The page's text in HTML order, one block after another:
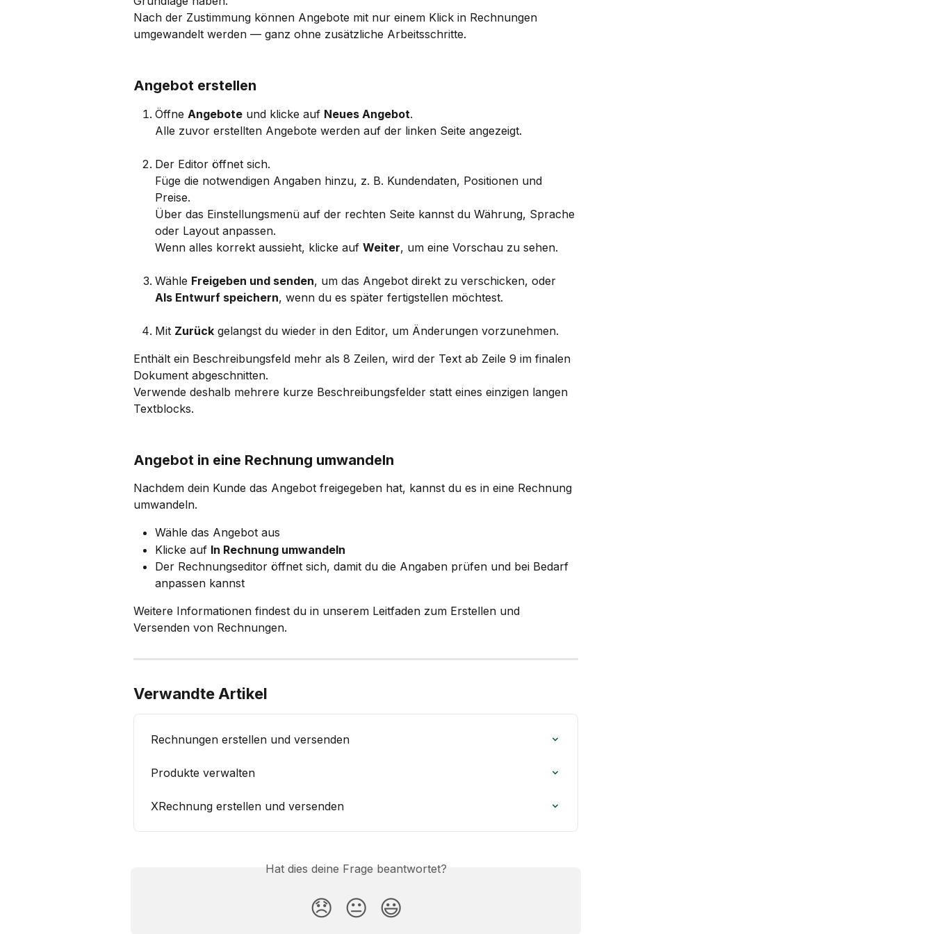
Nach der Zustimmung können Angebote mit nur einem Klick in Rechnungen
umgewandelt werden — ganz ohne zusätzliche Arbeitsschritte.
Angebot erstellen
Öffne Angebote und klicke auf Neues Angebot.
Alle zuvor erstellten Angebote werden auf der linken Seite angezeigt.
Der Editor öffnet sich.
Füge die notwendigen Angaben hinzu, z. B. Kundendaten, Positionen und
Preise.
Über das Einstellungsmenü auf der rechten Seite kannst du Währung, Sprache
oder Layout anpassen.
Wenn alles korrekt aussieht, klicke auf Weiter, um eine Vorschau zu sehen.
Wähle Freigeben und senden, um das Angebot direkt zu verschicken, oder
Als Entwurf speichern, wenn du es später fertigstellen möchtest.
Mit Zurück gelangst du wieder in den Editor, um Änderungen vorzunehmen.
Enthält ein Beschreibungsfeld mehr als 8 Zeilen, wird der Text ab Zeile 9 im finalen
Dokument abgeschnitten.
Verwende deshalb mehrere kurze Beschreibungsfelder statt eines einzigen langen
Textblocks.
Angebot in eine Rechnung umwandeln
Nachdem dein Kunde das Angebot freigegeben hat, kannst du es in eine Rechnung
umwandeln.
Wähle das Angebot aus
Klicke auf In Rechnung umwandeln
Der Rechnungseditor öffnet sich, damit du die Angaben prüfen und bei Bedarf
anpassen kannst
Weitere Informationen findest du in unserem Leitfaden zum Erstellen und
Versenden von Rechnungen.
Verwandte Artikel
Rechnungen erstellen und versenden
Produkte verwalten
XRechnung erstellen und versenden
Hat dies deine Frage beantwortet?
😞 😐 😃